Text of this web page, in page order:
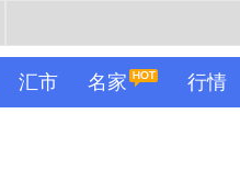
汇市 名家 行情